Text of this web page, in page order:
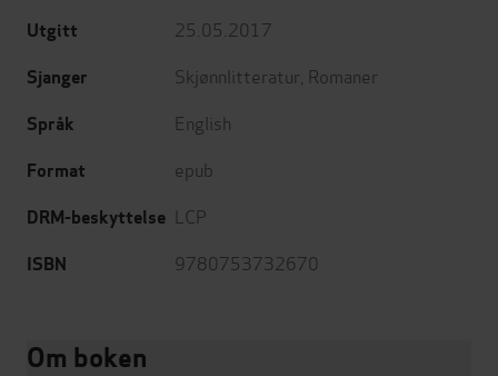
Utgitt 25.05.2017
Sjanger Skjønnlitteratur Romaner
Språk English
Format epub
DRM-beskyttelse LCP
ISBN 9780753732670
Om boken